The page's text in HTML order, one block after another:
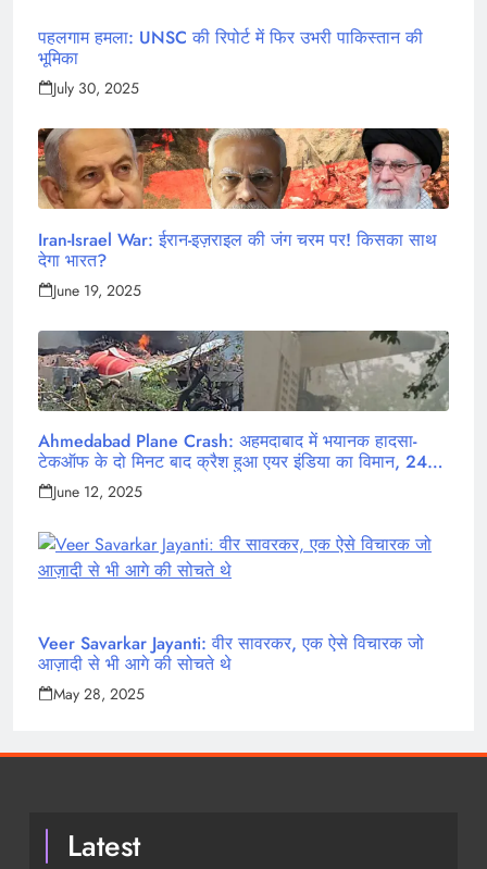
पहलगाम हमला: UNSC की रिपोर्ट में फिर उभरी पाकिस्तान की
भूमिका
July 30, 2025
Iran-Israel War: ईरान-इज़राइल की जंग चरम पर! किसका साथ
देगा भारत?
June 19, 2025
Ahmedabad Plane Crash: अहमदाबाद में भयानक हादसा-
टेकऑफ के दो मिनट बाद क्रैश हुआ एयर इंडिया का विमान, 242
लोग थे सवार
June 12, 2025
Veer Savarkar Jayanti: वीर सावरकर, एक ऐसे विचारक जो
आज़ादी से भी आगे की सोचते थे
May 28, 2025
Latest